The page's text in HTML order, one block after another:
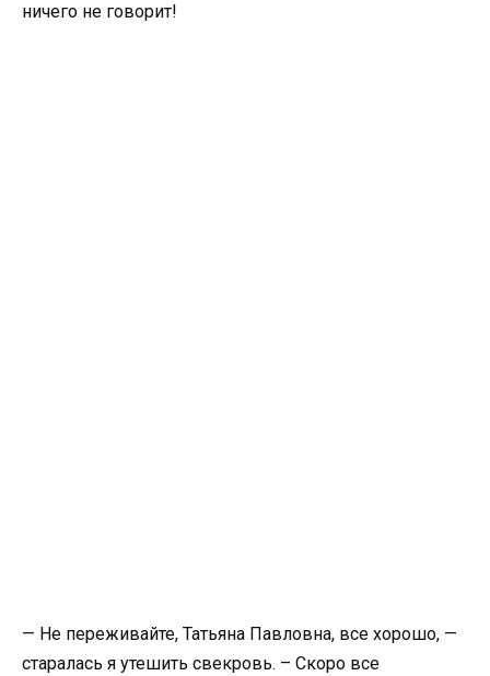
ничего не говорит!
— Не переживайте, Татьяна Павловна, все хорошо, —
старалась я утешить свекровь. – Скоро все